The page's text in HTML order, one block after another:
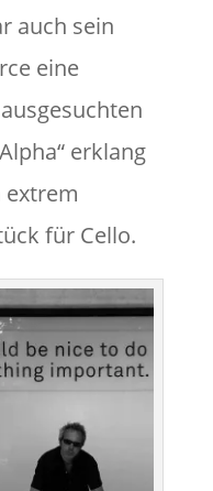
auch sein
eine
erklang
extrem
für Cello.